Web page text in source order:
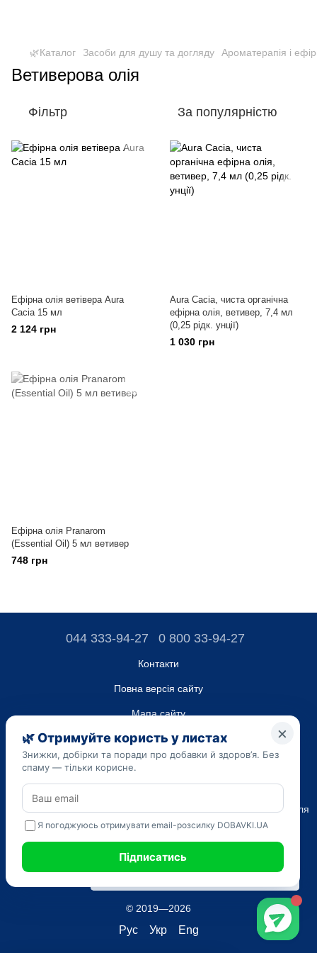
🌿Каталог Засоби для душу та догляду Ароматерапія і
Ветиверова олія
Фільтр За популярністю
Ефірна олія ветівера Aura
Cacia 15 мл
2 124 грн
Aura Cacia, чиста органічна
ефірна олія, ветивер, 7,4 мл
(0,25 рідк. унції)
1 030 грн
Ефірна олія Pranarom
(Essential Oil) 5 мл ветивер
748 грн
044 333-94-27 0 800 33-94-27
Контакти
Повна версія сайту
Мапа сайту
ТОВ “ДО ЮА”,
Код ЄДРПОУ 45223262
Дата реєстрації 14.09.2023
Наведена на сайті dobavki.ua інформація носить виключно
Ознайомчий характер. Не використовуйте нашу інформацію для
діагностики та лікування. Тільки ваш Лікуючий лікар може
САМОЛІКУВАННЯ МОЖЕ БУТИ ШКІДЛИВИМ ДЛЯ ВАШОГО
© 2019—2026
Рус Укр Eng